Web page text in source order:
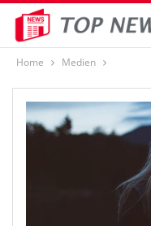
Home Medien